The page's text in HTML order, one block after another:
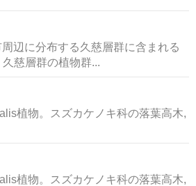
辺に分布する久慈層群に含まれる
慈層群の植物群...
植物。スズカケノキ科の落葉高木,
植物。スズカケノキ科の落葉高木,